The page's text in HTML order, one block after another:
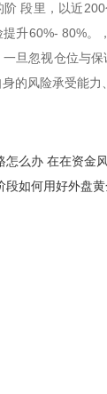
阶 段里，以近
升60%- 80%。
一旦忽视仓位与
的风险承受能力
怎么办 在在资金
段如何用好外盘